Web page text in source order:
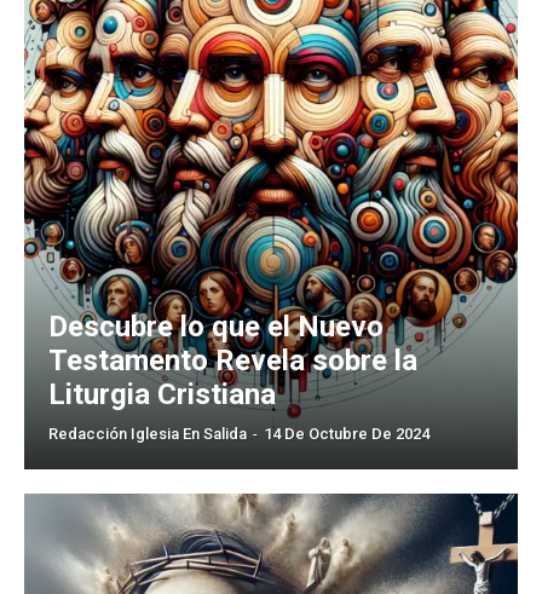
Descubre lo que el Nuevo
Testamento Revela sobre la
Liturgia Cristiana
Redacción Iglesia En Salida - 14 De Octubre De 2024